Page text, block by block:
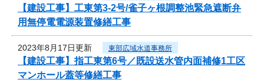
【建設工事】工東第3-2号/雀子ヶ根調整池緊急遮断弁
用無停電電源装置修繕工事
2023年8月17日更新 東部広域水道事務所
【建設工事】指工東第6号／既設送水管内面補修1工区
マンホール蓋等修繕工事